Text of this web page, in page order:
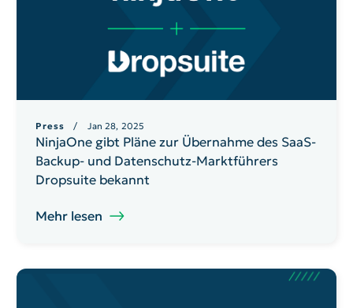
Press / Jan 28, 2025
NinjaOne gibt Pläne zur Übernahme des SaaS-
Backup- und Datenschutz-Marktführers
Dropsuite bekannt
Mehr lesen